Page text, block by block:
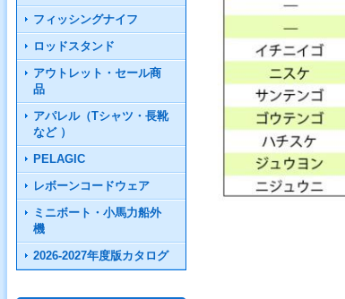
フィッシングナイフ
ロッドスタンド
アウトレット・セール商
品
アパレル（Tシャツ・長靴
など ）
PELAGIC
レボーンコードウェア
ミニボート・小馬力船外
機
2026-2027年度版カタログ